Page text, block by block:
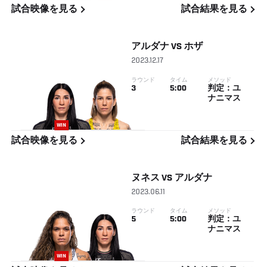
試合映像を見る 試合結果を見る
WIN
アルダナ VS ホザ
2023.12.17
ラウンド
3
タイム
5:00
メソッド
判定：ユ
ナニマス
試合映像を見る 試合結果を見る
WIN
ヌネス VS アルダナ
2023.06.11
ラウンド
5
タイム
5:00
メソッド
判定：ユ
ナニマス